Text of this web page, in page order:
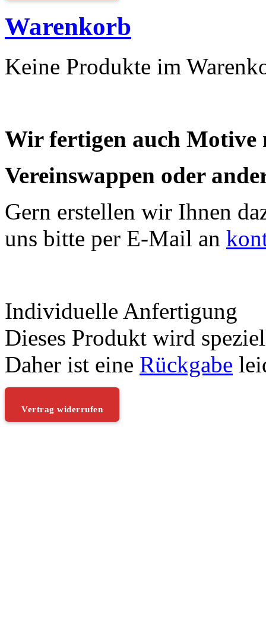
Warenkorb
Keine Produkte im
Wir fertigen auch Motive
Vereinswappen oder
Gern erstellen wir Ihnen
uns bitte per E-Mail an
Individuelle Anfertigung
Dieses Produkt wird
Daher ist eine Rückgabe
Vertrag widerrufen